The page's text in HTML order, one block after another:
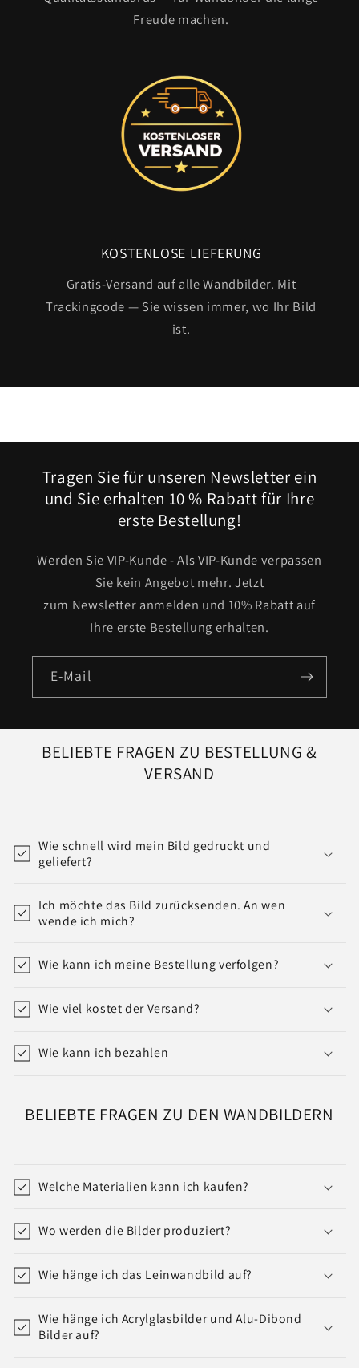
Freude machen.
KOSTENLOSE LIEFERUNG
Gratis-Versand auf alle Wandbilder. Mit
Trackingcode — Sie wissen immer, wo Ihr Bild
ist.
Tragen Sie für unseren Newsletter ein
und Sie erhalten 10 % Rabatt für Ihre
erste Bestellung!
Werden Sie VIP-Kunde - Als VIP-Kunde verpassen
Sie kein Angebot mehr. Jetzt
zum Newsletter anmelden und 10% Rabatt auf
Ihre erste Bestellung erhalten.
E-Mail
BELIEBTE FRAGEN ZU BESTELLUNG &
VERSAND
Wie schnell wird mein Bild gedruckt und
geliefert?
Ich möchte das Bild zurücksenden. An wen
wende ich mich?
Wie kann ich meine Bestellung verfolgen?
Wie viel kostet der Versand?
Wie kann ich bezahlen
BELIEBTE FRAGEN ZU DEN WANDBILDERN
Welche Materialien kann ich kaufen?
Wo werden die Bilder produziert?
Wie hänge ich das Leinwandbild auf?
Wie hänge ich Acrylglasbilder und Alu-Dibond
Bilder auf?